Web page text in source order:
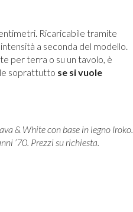
Ricaricabile tramite
a seconda del modello.
per terra o su un tavolo, è
soprattutto se si vuole
& White con base in legno Iroko.
’70. Prezzi su richiesta.